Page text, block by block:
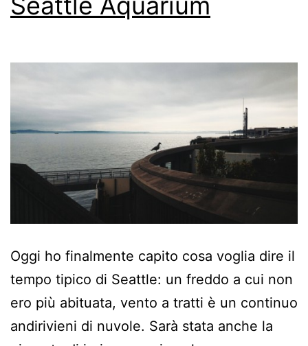
Oggi ho finalmente capito cosa voglia dire il
tempo tipico di Seattle: un freddo a cui non
ero più abituata, vento a tratti è un continuo
andirivieni di nuvole. Sarà stata anche la